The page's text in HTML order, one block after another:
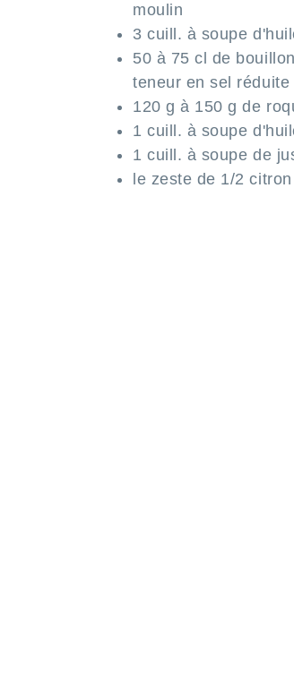
moulin
3 cuill. à soupe
50 à 75 cl de
teneur en sel réduite
120 g à 150 g de
1 cuill. à soupe
1 cuill. à soupe de
le zeste de 1/2